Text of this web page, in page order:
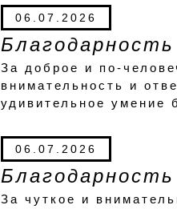
06.07.2026
За доброе и по-
внимательность и
удивительное
06.07.2026
За чуткое и